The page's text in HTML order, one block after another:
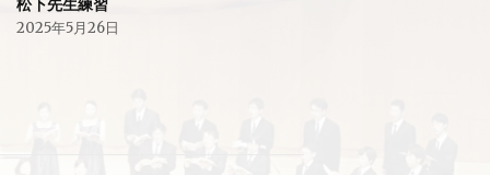
松下先生練習
2025年5月26日